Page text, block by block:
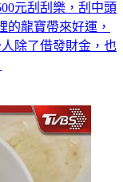
元刮刮樂，刮中頭
的龍寶帶來好運，
除了借發財金，也